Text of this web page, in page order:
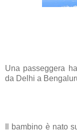
Una passeggera
da Delhi a
Il bambino è nato